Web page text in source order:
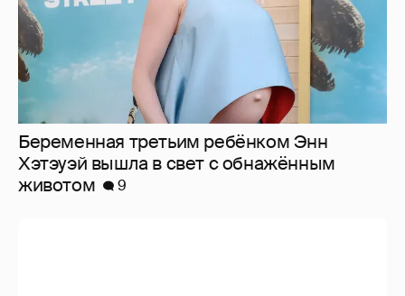
Беременная третьим ребёнком Энн
Хэтэуэй вышла в свет с обнажённым
животом
9